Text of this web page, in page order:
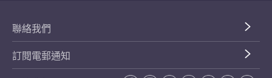
聯絡我們
訂閱電郵通知